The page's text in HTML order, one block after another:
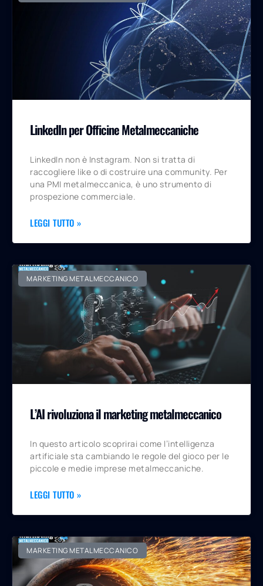
LinkedIn per Officine Metalmeccaniche
LinkedIn non è Instagram. Non si tratta di
raccogliere like o di costruire una community. Per
una PMI metalmeccanica, è uno strumento di
prospezione commerciale.
LEGGI TUTTO »
MARKETING METALMECCANICO
L’AI rivoluziona il marketing metalmeccanico
In questo articolo scoprirai come l’intelligenza
artificiale sta cambiando le regole del gioco per le
piccole e medie imprese metalmeccaniche.
LEGGI TUTTO »
MARKETING METALMECCANICO